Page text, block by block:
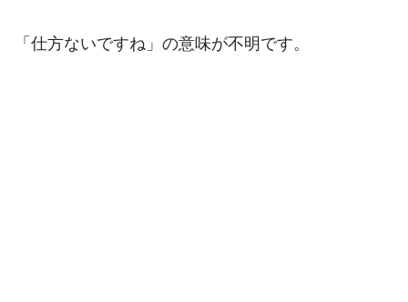
「仕方ないですね」の意味が不明です。